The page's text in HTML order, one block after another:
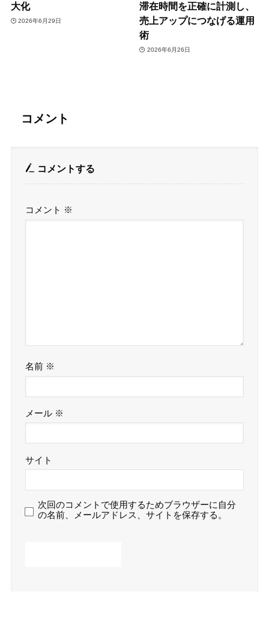
大化
2026年6月29日
滞在時間を正確に計測し、
売上アップにつなげる運用
術
2026年6月26日
コメント
コメントする
コメント ※
名前 ※
メール ※
サイト
次回のコメントで使用するためブラウザーに自分
の名前、メールアドレス、サイトを保存する。